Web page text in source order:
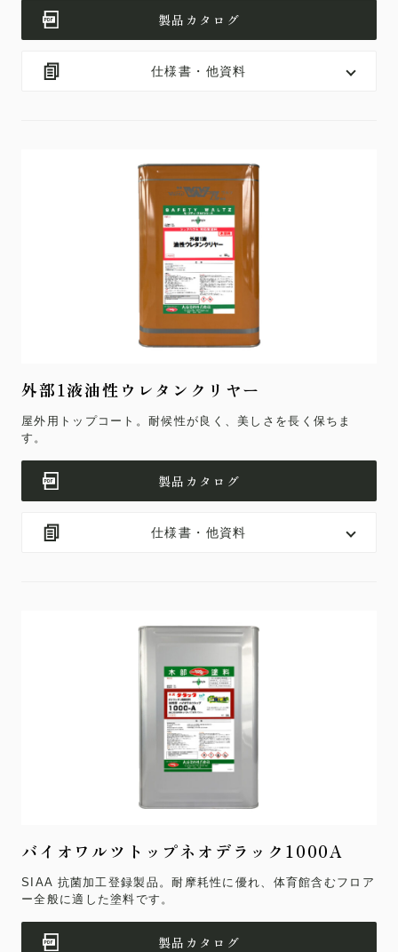
製品カタログ
仕様書・他資料
外部1液油性ウレタンクリヤー
屋外用トップコート。耐候性が良く、美しさを長く保ちま
す。
製品カタログ
仕様書・他資料
バイオワルツトップネオデラック1000A
SIAA 抗菌加工登録製品。耐摩耗性に優れ、体育館含むフロア
ー全般に適した塗料です。
製品カタログ